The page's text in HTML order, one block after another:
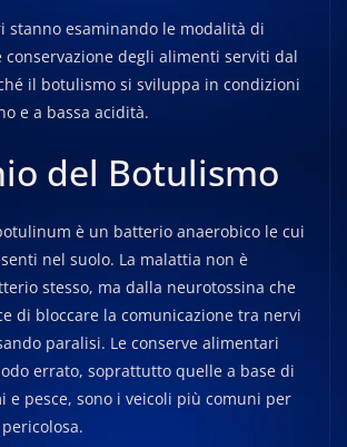
stanno esaminando le modalità di
conservazione degli alimenti serviti dal
il botulismo si sviluppa in condizioni
e a bassa acidità.
del Botulismo
è un batterio anaerobico le cui
nel suolo. La malattia non è
stesso, ma dalla neurotossina che
di bloccare la comunicazione tra nervi
paralisi. Le conserve alimentari
errato, soprattutto quelle a base di
e pesce, sono i veicoli più comuni per